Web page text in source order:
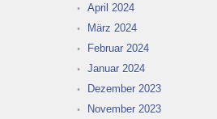
April 2024
März 2024
Februar 2024
Januar 2024
Dezember 2023
November 2023